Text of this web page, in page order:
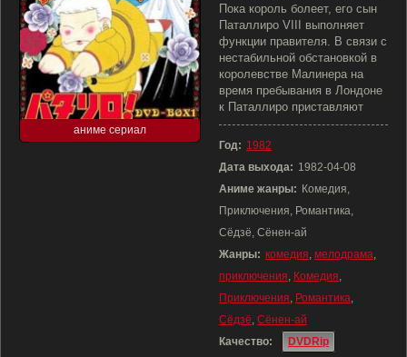
аниме сериал
Пока король болеет, его сын
Паталлиро VIII выполняет
функции правителя. В связи с
нестабильной обстановкой в
королевстве Малинера на
время пребывания в Лондоне
к Паталлиро приставляют
Год: 1982
Дата выхода: 1982-04-08
Аниме жанры: Комедия,
Приключения, Романтика,
Сёдзё, Сёнен-ай
Жанры: комедия, мелодрама,
приключения, Комедия,
Приключения, Романтика,
Сёдзё, Сёнен-ай
Качество:
DVDRip